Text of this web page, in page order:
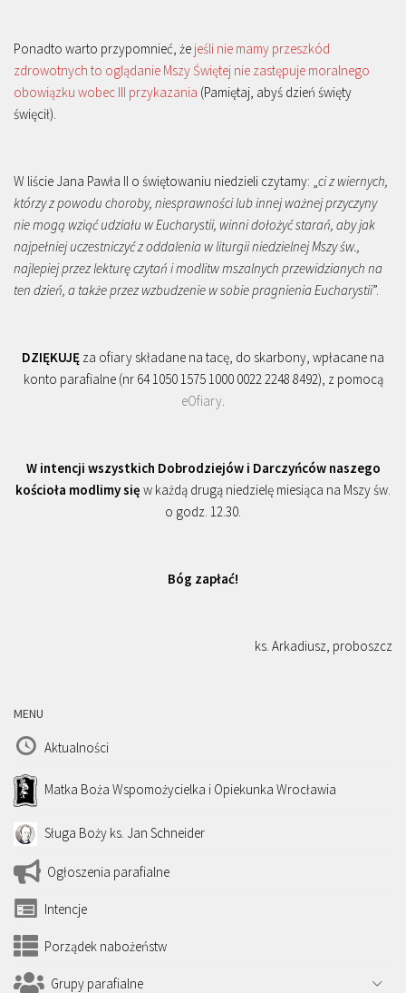
Ponadto warto przypomnieć, że jeśli nie mamy przeszkód
zdrowotnych to oglądanie Mszy Świętej nie zastępuje moralnego
obowiązku wobec III przykazania (Pamiętaj, abyś dzień święty
święcił).
W liście Jana Pawła II o świętowaniu niedzieli czytamy: „ci z wiernych,
którzy z powodu choroby, niesprawności lub innej ważnej przyczyny
nie mogą wziąć udziału w Eucharystii, winni dołożyć starań, aby jak
najpełniej uczestniczyć z oddalenia w liturgii niedzielnej Mszy św.,
najlepiej przez lekturę czytań i modlitw mszalnych przewidzianych na
ten dzień, a także przez wzbudzenie w sobie pragnienia Eucharystii”.
DZIĘKUJĘ za ofiary składane na tacę, do skarbony, wpłacane na
konto parafialne (nr 64 1050 1575 1000 0022 2248 8492), z pomocą
eOfiary.
W intencji wszystkich Dobrodziejów i Darczyńców naszego
kościoła modlimy się w każdą drugą niedzielę miesiąca na Mszy św.
o godz. 12.30.
Bóg zapłać!
ks. Arkadiusz, proboszcz
MENU
Aktualności
Matka Boża Wspomożycielka i Opiekunka Wrocławia
Sługa Boży ks. Jan Schneider
Ogłoszenia parafialne
Intencje
Porządek nabożeństw
Grupy parafialne